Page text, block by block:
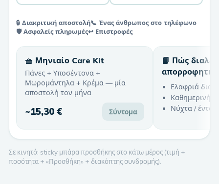
🔒 Διακριτική αποστολή📞 Ένας άνθρωπος στο τηλέφωνο
🛡️ Ασφαλείς πληρωμές↩️ Επιστροφές
🧺 Μηνιαίο Care Kit
Πάνες + Υποσέντονα +
Μωρομάντηλα + Κρέμα — μία
αποστολή τον μήνα.
~15,30 € Σύντομα
📘 Πώς
Ελαφριά
Καθημερινή
Νύχτα /
Σε κινητό: sticky μπάρα προσθήκης στο κάτω μέρος (τιμή +
ποσότητα + «Προσθήκη» + διακόπτης συνδρομής).